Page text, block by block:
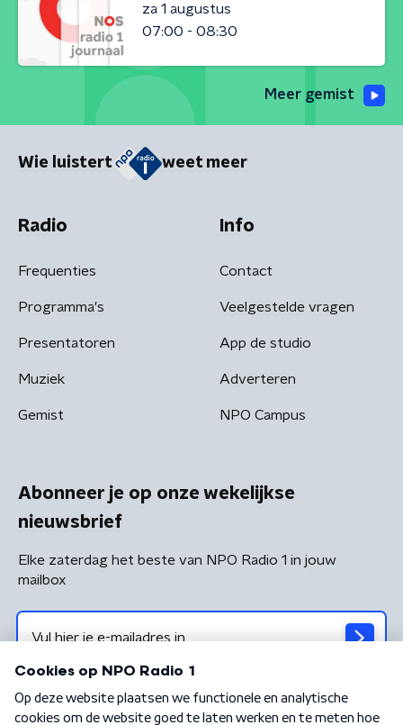
za 1 augustus
07:00 - 08:30
Meer gemist
Wie luistert weet meer
Radio
Frequenties
Programma's
Presentatoren
Muziek
Gemist
Info
Contact
Veelgestelde vragen
App de studio
Adverteren
NPO Campus
Abonneer je op onze wekelijkse
nieuwsbrief
Elke zaterdag het beste van NPO Radio 1 in jouw
mailbox